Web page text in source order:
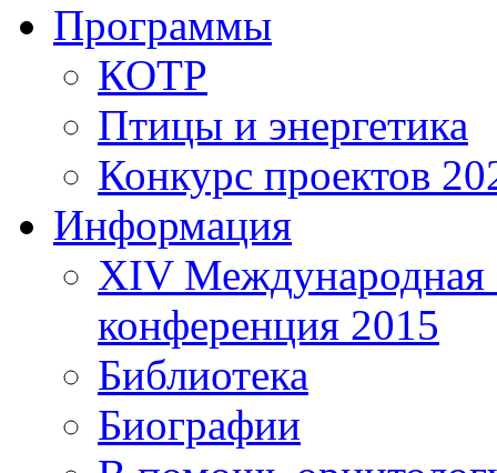
Программы
КОТР
Птицы и энергетика
Конкурс проектов
Информация
XIV Международная
конференция 2015
Библиотека
Биографии